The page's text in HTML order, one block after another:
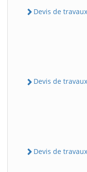
Devis de
Devis de
Devis de